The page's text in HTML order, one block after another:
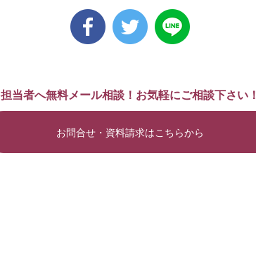
担当者へ無料メール相談！お気軽にご相談下さい！
お問合せ・資料請求はこちらから